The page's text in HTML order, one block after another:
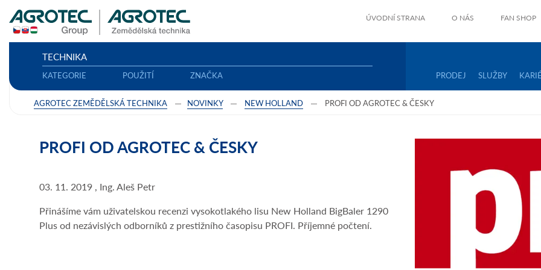
ÚVODNÍ STRANA O NÁS FAN SHOP
TECHNIKA
KATEGORIE POUŽITÍ ZNAČKA PRODEJ SLUŽBY
AGROTEC ZEMĚDĚLSKÁ TECHNIKA NOVINKY NEW HOLLAND PROFI OD AGROTEC & ČESKY
PROFI OD AGROTEC & ČESKY
03. 11. 2019 , Ing. Aleš Petr
Přinášíme vám uživatelskou recenzi vysokotlakého lisu New Holland BigBaler 1290
Plus od nezávislých odborníků z prestižního časopisu PROFI. Příjemné počtení.